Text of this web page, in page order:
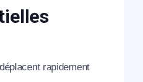
rapidement